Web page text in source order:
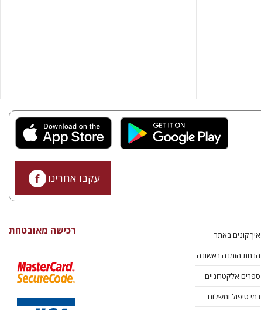
עקבו אחרינו
איך קונים באתר
הנחת הזמנה ראשונה
ספרים אלקטרוניים
דמי טיפול ומשלוח
רכישה מאובטחת